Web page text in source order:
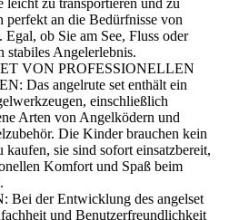
leicht zu transportieren und zu
perfekt an die Bedürfnisse von
ob Sie am See, Fluss oder
stabiles Angelerlebnis.
VON PROFESSIONELLEN
Das angelrute set enthält ein
einschließlich
Arten von Angelködern und
Die Kinder brauchen kein
kaufen, sie sind sofort einsatzbereit,
Komfort und Spaß beim
der Entwicklung des angelset
und Benutzerfreundlichkeit